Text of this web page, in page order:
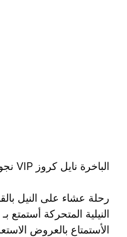
الباخرة نايل كروز VIP نجوم Nile Cruise
رحلة عشاء على النيل
النيلية المتحركة أستمتع
الأستمتاع بالعروض